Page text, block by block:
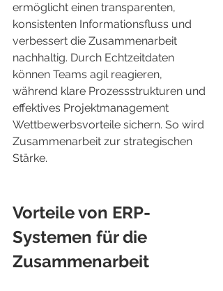
ermöglicht einen transparenten,
konsistenten Informationsfluss und
verbessert die Zusammenarbeit
nachhaltig. Durch Echtzeitdaten
können Teams agil reagieren,
während klare Prozessstrukturen und
effektives Projektmanagement
Wettbewerbsvorteile sichern. So wird
Zusammenarbeit zur strategischen
Stärke.
Vorteile von ERP-
Systemen für die
Zusammenarbeit